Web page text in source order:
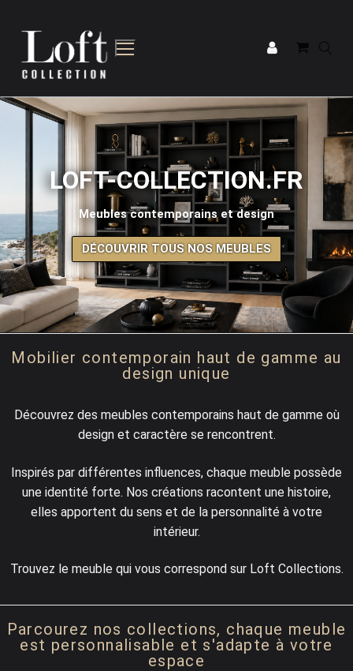
Tous nos meubles
Bibliothèques
Buffets
Bureaux
Commodes & Buffets
Meubles TV
Meubles d’entrée
Meubles de chambre
Bibliothèques
Meuble TV
Buffets
Meubles d’entrée
Bureaux
LOFT-COLLECTION.FR
Meubles contemporains et design
DÉCOUVRIR TOUS NOS MEUBLES
Mobilier contemporain haut de gamme au
design unique
Découvrez des meubles contemporains haut de gamme où
design et caractère se rencontrent.
Inspirés par différentes influences, chaque meuble possède
une identité forte. Nos créations racontent une histoire,
elles apportent du sens et de la personnalité à votre
intérieur.
Trouvez le meuble qui vous correspond sur Loft Collections.
Parcourez nos collections, chaque meuble
est personnalisable et s'adapte à votre
espace